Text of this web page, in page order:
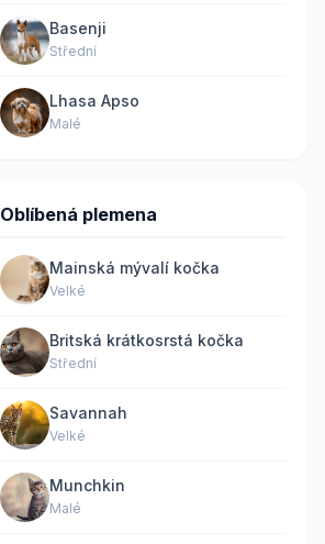
Basenji
Střední
Lhasa Apso
Malé
Oblíbená plemena
Mainská mývalí kočka
Velké
Britská krátkosrstá kočka
Střední
Savannah
Velké
Munchkin
Malé